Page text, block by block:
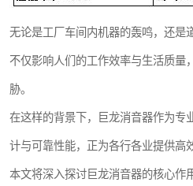
无论是工厂车间内机器的轰鸣，还是
不仅影响人们的工作效率与生活质量
胁。
在这样的背景下，巨龙消音器作为专
计与可靠性能，正为各行各业提供高
本文将深入探讨巨龙消音器的核心作